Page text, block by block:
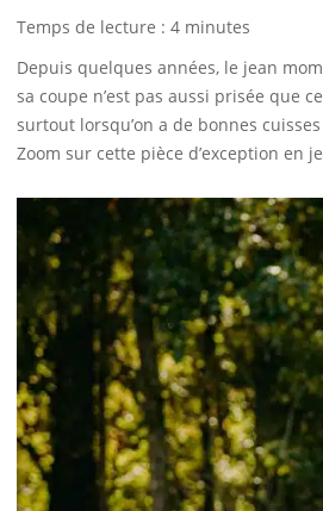
Temps de lecture : 4 minutes
Depuis quelques années, le jean
sa coupe n’est pas aussi prisée que
surtout lorsqu’on a de bonnes
Zoom sur cette pièce d’exception en